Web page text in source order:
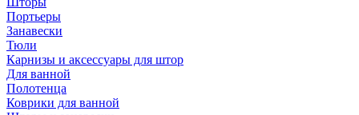
Портьеры
Занавески
Тюли
Карнизы и аксессуары для штор
Для ванной
Полотенца
Коврики для ванной